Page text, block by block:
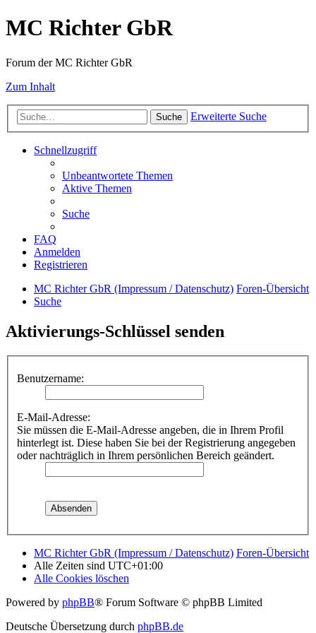
MC Richter GbR
Forum der MC Richter GbR
Zum Inhalt
Suche Erweiterte Suche
Schnellzugriff
Unbeantwortete Themen
Aktive Themen
Suche
FAQ
Anmelden
Registrieren
MC Richter GbR (Impressum / Datenschutz) Foren-Übersicht
Suche
Aktivierungs-Schlüssel senden
Benutzername:
E-Mail-Adresse:
Sie müssen die E-Mail-Adresse angeben, die in Ihrem Profil
hinterlegt ist. Diese haben Sie bei der Registrierung angegeben
oder nachträglich in Ihrem persönlichen Bereich geändert.
MC Richter GbR (Impressum / Datenschutz) Foren-Übersicht
Alle Zeiten sind UTC+01:00
Alle Cookies löschen
Powered by phpBB® Forum Software © phpBB Limited
Deutsche Übersetzung durch phpBB.de